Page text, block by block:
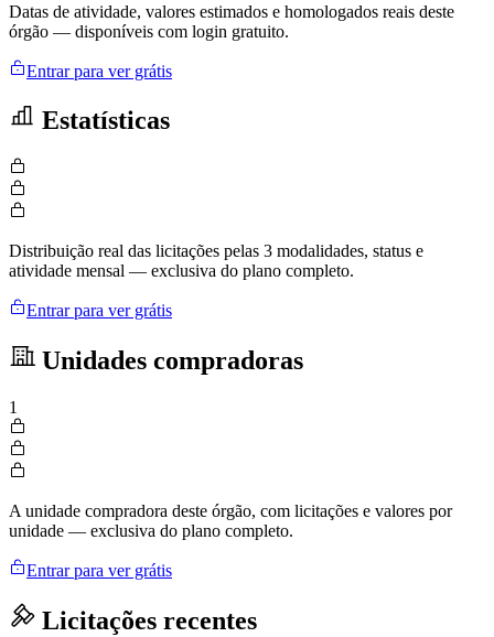
Datas de atividade, valores estimados e homologados reais deste
órgão — disponíveis com login gratuito.
Entrar para ver grátis
Estatísticas
Distribuição real das licitações pelas 3 modalidades, status e
atividade mensal — exclusiva do plano completo.
Entrar para ver grátis
Unidades compradoras
1
A unidade compradora deste órgão, com licitações e valores por
unidade — exclusiva do plano completo.
Entrar para ver grátis
Licitações recentes